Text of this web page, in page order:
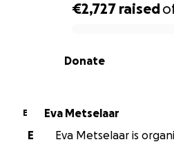
0% complete
€2,727 raised
Donate
E
Eva Metselaar
E
Eva Metselaar is